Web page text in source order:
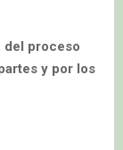
del proceso
y por los